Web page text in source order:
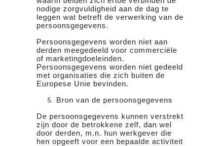
nodige zorgvuldigheid aan de dag te
leggen wat betreft de verwerking van de
persoonsgegevens.
Persoonsgegevens worden niet aan
derden meegedeeld voor commerciële
of marketingdoeleinden.
Persoonsgegevens worden niet gedeeld
met organisaties die zich buiten de
Europese Unie bevinden.
Bron van de persoonsgegevens
De persoonsgegevens kunnen verstrekt
zijn door de betrokkene zelf, dan wel
door derden, m.n. hun werkgever die
hen opgeeft voor een bepaalde activiteit